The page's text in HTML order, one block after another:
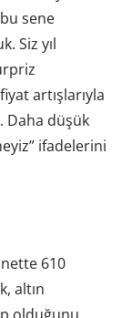
sene
Siz yıl
artışlarıyla
Daha düşük
ifadelerini
610
altın